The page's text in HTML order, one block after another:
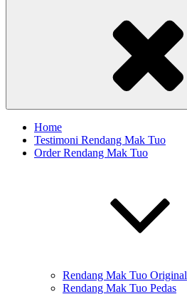
Home
Testimoni Rendang Mak Tuo
Order Rendang Mak Tuo
Rendang Mak Tuo Original
Rendang Mak Tuo Pedas